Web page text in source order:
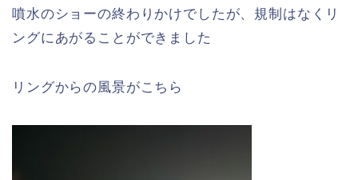
噴水のショーの終わりかけでしたが、規制はなくリ
ングにあがることができました
リングからの風景がこちら